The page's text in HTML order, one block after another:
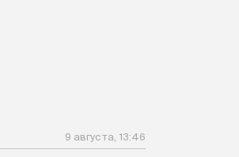
9 августа, 13:46